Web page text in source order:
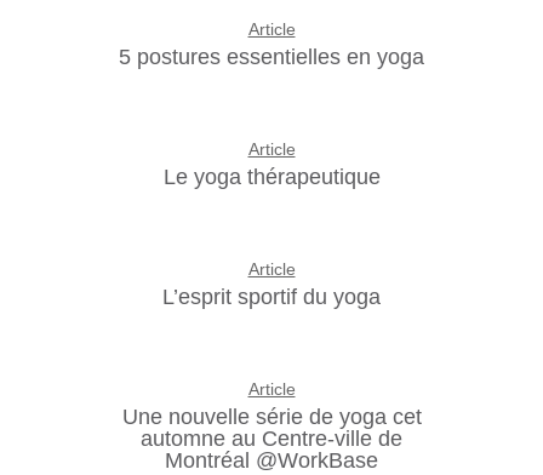
Article
5 postures essentielles en yoga
Article
Le yoga thérapeutique
Article
L’esprit sportif du yoga
Article
Une nouvelle série de yoga cet
automne au Centre-ville de
Montréal @WorkBase